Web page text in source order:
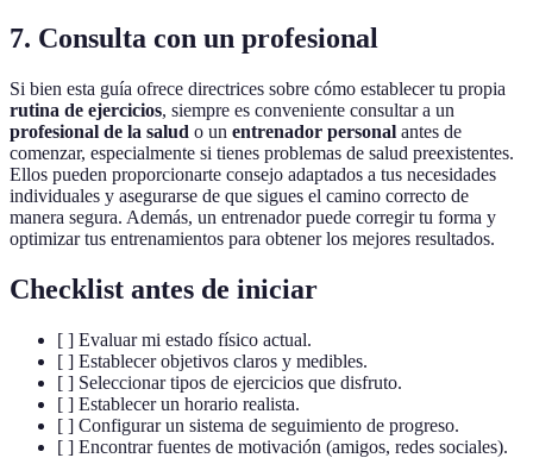
7. Consulta con un profesional
Si bien esta guía ofrece directrices sobre cómo establecer tu propia
rutina de ejercicios, siempre es conveniente consultar a un
profesional de la salud o un entrenador personal antes de
comenzar, especialmente si tienes problemas de salud preexistentes.
Ellos pueden proporcionarte consejo adaptados a tus necesidades
individuales y asegurarse de que sigues el camino correcto de
manera segura. Además, un entrenador puede corregir tu forma y
optimizar tus entrenamientos para obtener los mejores resultados.
Checklist antes de iniciar
[ ] Evaluar mi estado físico actual.
[ ] Establecer objetivos claros y medibles.
[ ] Seleccionar tipos de ejercicios que disfruto.
[ ] Establecer un horario realista.
[ ] Configurar un sistema de seguimiento de progreso.
[ ] Encontrar fuentes de motivación (amigos, redes sociales).